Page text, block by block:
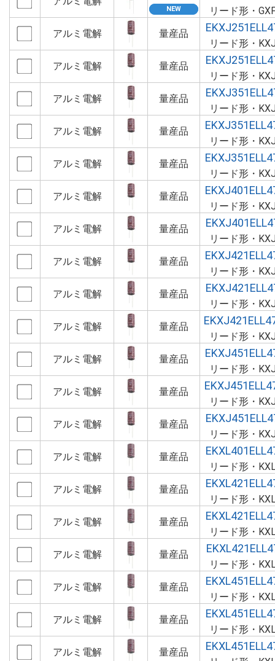
リード形・
アルミ電解
量産品
リード形・
アルミ電解
量産品
リード形・
アルミ電解
量産品
リード形・
アルミ電解
量産品
リード形・
アルミ電解
量産品
リード形・
アルミ電解
量産品
リード形・
アルミ電解
量産品
リード形・
アルミ電解
量産品
リード形・
アルミ電解
量産品
リード形・
アルミ電解
量産品
リード形・
アルミ電解
量産品
リード形・
アルミ電解
量産品
リード形・
アルミ電解
量産品
リード形・
アルミ電解
量産品
リード形・
アルミ電解
量産品
リード形・
アルミ電解
量産品
リード形・
アルミ電解
量産品
リード形・
アルミ電解
量産品
リード形・
アルミ電解
量産品
リード形・
アルミ電解
量産品